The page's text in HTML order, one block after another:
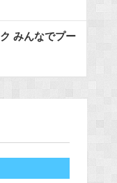
みんなでプー